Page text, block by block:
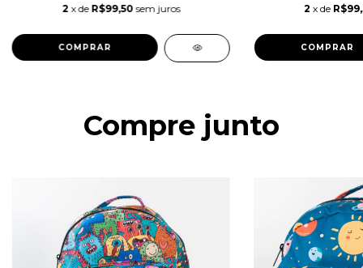
2 x de R$99,50 sem juros
COMPRAR
2 x de
COMPRAR
Compre junto